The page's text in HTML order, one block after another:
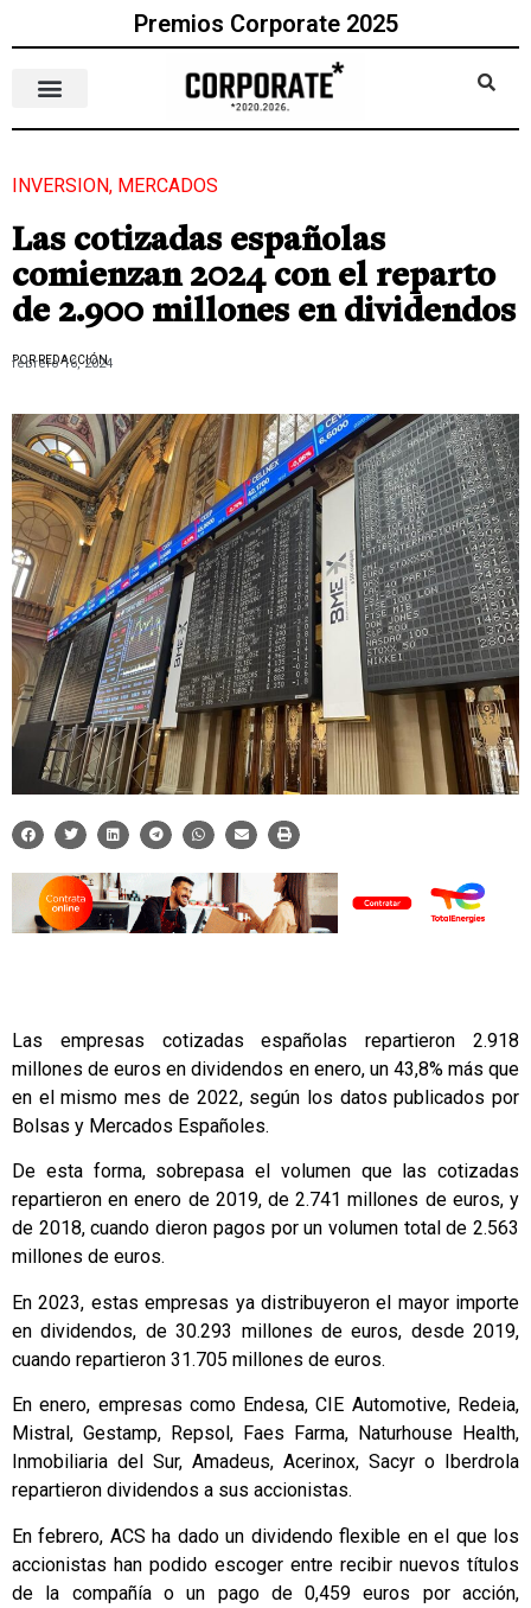
Premios Corporate 2025
INVERSION, MERCADOS
Las cotizadas españolas
comienzan 2024 con el reparto
de 2.900 millones en dividendos
POR REDACCIÓN
febrero 16, 2024
Las empresas cotizadas españolas repartieron 2.918
millones de euros en dividendos en enero, un 43,8% más que
en el mismo mes de 2022, según los datos publicados por
Bolsas y Mercados Españoles.
De esta forma, sobrepasa el volumen que las cotizadas
repartieron en enero de 2019, de 2.741 millones de euros, y
de 2018, cuando dieron pagos por un volumen total de 2.563
millones de euros.
En 2023, estas empresas ya distribuyeron el mayor importe
en dividendos, de 30.293 millones de euros, desde 2019,
cuando repartieron 31.705 millones de euros.
En enero, empresas como Endesa, CIE Automotive, Redeia,
Mistral, Gestamp, Repsol, Faes Farma, Naturhouse Health,
Inmobiliaria del Sur, Amadeus, Acerinox, Sacyr o Iberdrola
repartieron dividendos a sus accionistas.
En febrero, ACS ha dado un dividendo flexible en el que los
accionistas han podido escoger entre recibir nuevos títulos
de la compañía o un pago de 0,459 euros por acción,